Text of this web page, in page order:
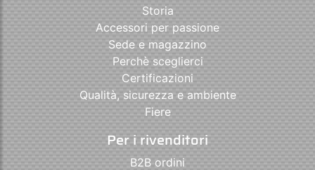
Storia
Accessori per passione
Sede e magazzino
Perchè sceglierci
Certificazioni
Qualità, sicurezza e ambiente
Fiere
Per i rivenditori
B2B ordini